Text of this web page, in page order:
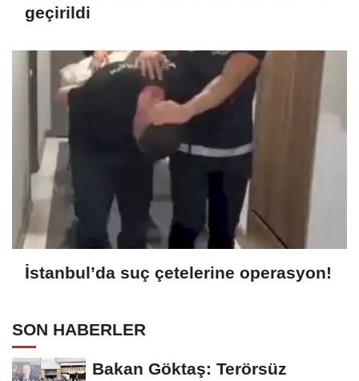
geçirildi
İstanbul’da suç çetelerine operasyon!
SON HABERLER
Bakan Göktaş: Terörsüz